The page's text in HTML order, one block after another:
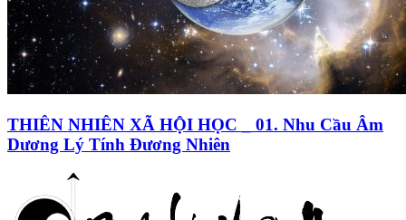
THIÊN NHIÊN XÃ HỘI HỌC _ 01. Nhu Cầu Âm
Dương Lý Tính Đương Nhiên